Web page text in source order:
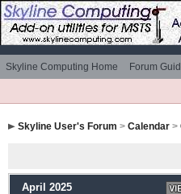
Skyline Computing Home Forum
Skyline User's Forum > Calendar>
April 2025